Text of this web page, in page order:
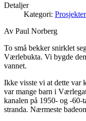
Detaljer
Kategori: Prosjekter
Av Paul Norberg
To små bekker snirklet
Værlebukta. Vi bygde
vannet.
Ikke visste vi at dette var
var mange barn i
kanalen på 1950- og -60-
stranda. Nærmeste